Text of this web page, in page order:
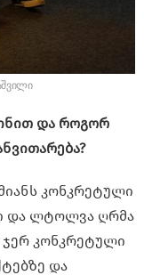
და როგორ
კონკრეტული
და ლტოლვა ღრმა
ჯერ კონკრეტული
და